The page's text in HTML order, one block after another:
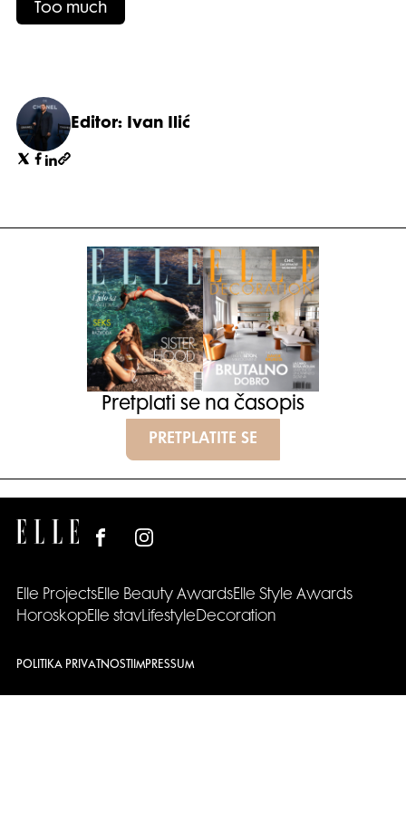
Too much
Editor: Ivan Ilić
Pretplati se na časopis
PRETPLATITE SE
Elle ProjectsElle Beauty AwardsElle Style Awards
HoroskopElle stavLifestyleDecoration
POLITIKA PRIVATNOSTI IMPRESSUM